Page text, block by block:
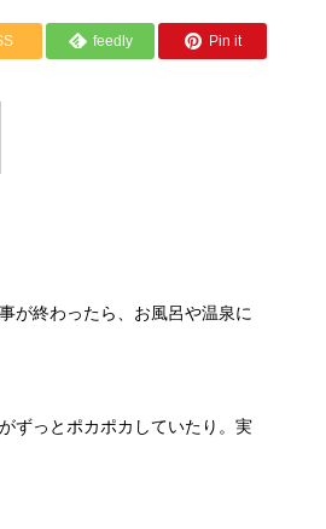
feedly Pin it
が終わったら、お風呂や温泉に
ずっとポカポカしていたり。実